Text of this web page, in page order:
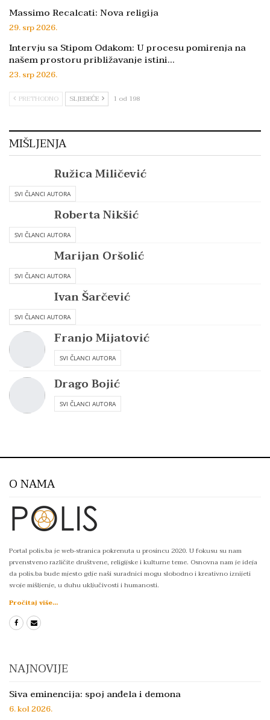
Massimo Recalcati: Nova religija
29. srp 2026.
Intervju sa Stipom Odakom: U procesu pomirenja na
našem prostoru približavanje istini…
23. srp 2026.
PRETHODNO SLJEDEĆE 1 od 198
MIŠLJENJA
Ružica Miličević
SVI ČLANCI AUTORA
Roberta Nikšić
SVI ČLANCI AUTORA
Marijan Oršolić
SVI ČLANCI AUTORA
Ivan Šarčević
SVI ČLANCI AUTORA
Franjo Mijatović
SVI ČLANCI AUTORA
Drago Bojić
SVI ČLANCI AUTORA
O NAMA
Portal polis.ba je web-stranica pokrenuta u prosincu 2020. U fokusu su nam
prvenstveno različite društvene, religijske i kulturne teme. Osnovna nam je ideja
da polis.ba bude mjesto gdje naši suradnici mogu slobodno i kreativno iznijeti
svoje mišljenje, u duhu uključivosti i humanosti.
Pročitaj više...
NAJNOVIJE
Siva eminencija: spoj anđela i demona
6. kol 2026.